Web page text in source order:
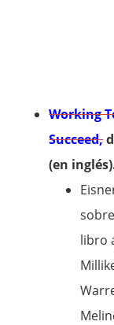
Working
Succeed,
(en
libro